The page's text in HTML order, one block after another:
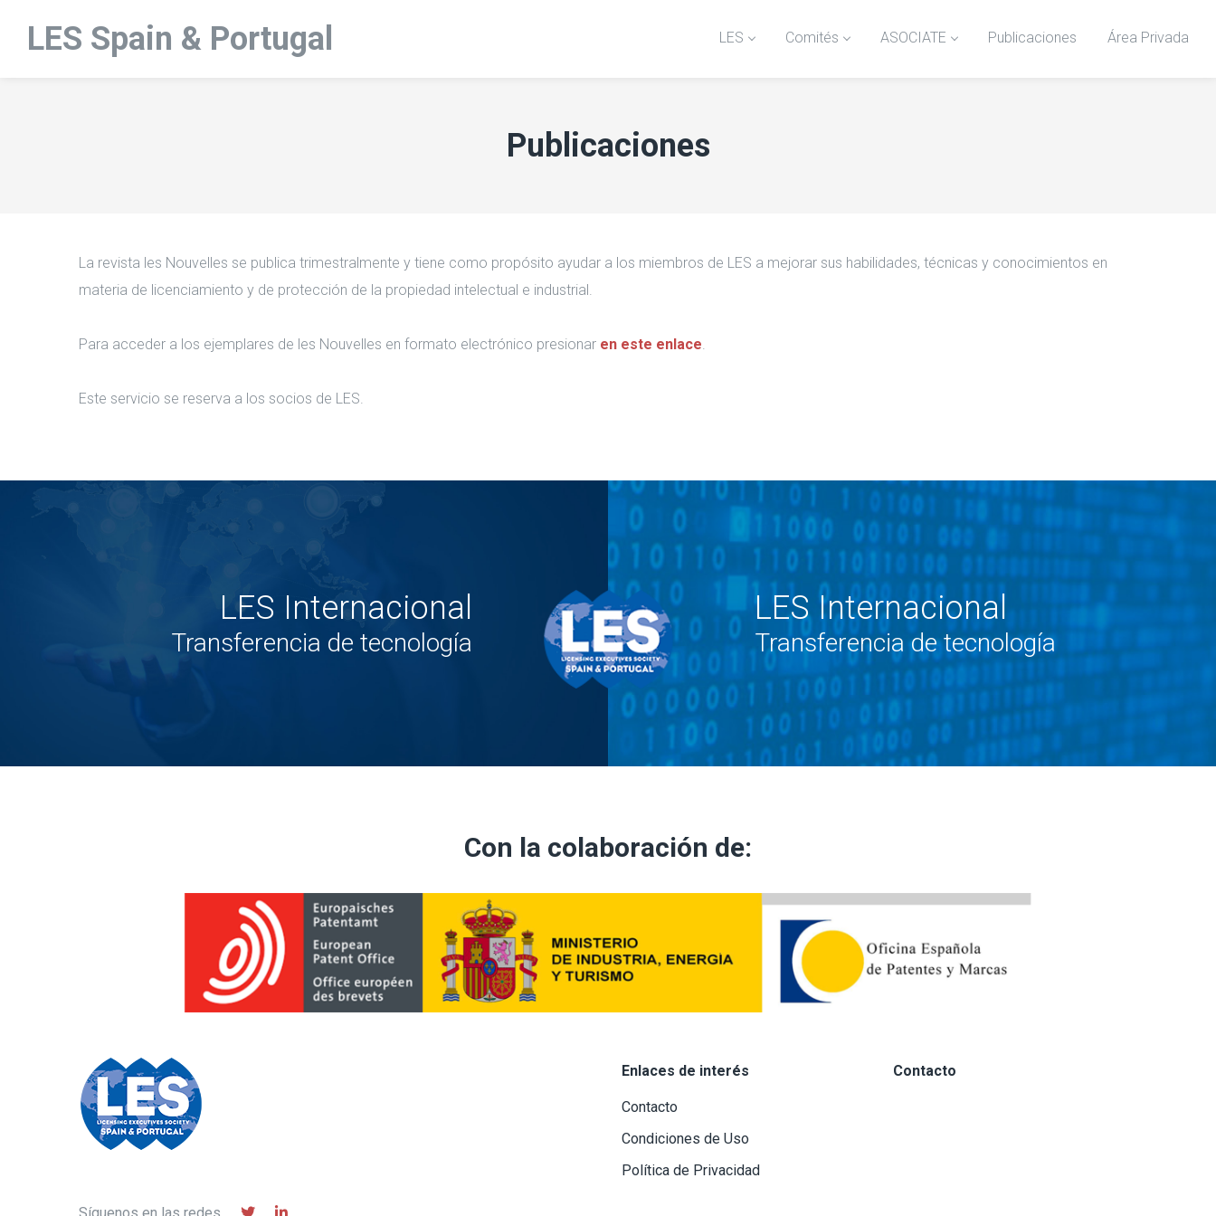
LES Spain & Portugal LES Comités ASOCIATE Publicaciones Área Privada
Publicaciones
La revista les Nouvelles se publica trimestralmente y tiene como propósito ayudar a los miembros de LES a mejorar sus habilidades, técnicas y conocimientos en
materia de licenciamiento y de protección de la propiedad intelectual e industrial.
Para acceder a los ejemplares de les Nouvelles en formato electrónico presionar en este enlace.
Este servicio se reserva a los socios de LES.
LES Internacional
Transferencia de tecnología
LES Internacional
Transferencia de tecnología
Con la colaboración de:
Síguenos en las redes
Enlaces de interés
Contacto
Condiciones de Uso
Política de Privacidad
Contacto